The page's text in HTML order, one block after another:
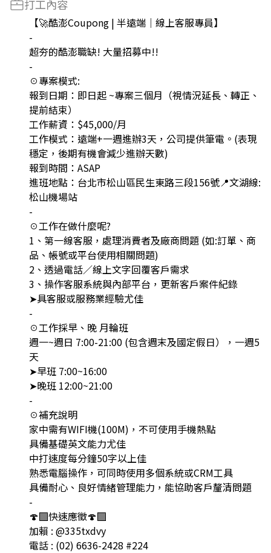
打工內容
【🚀酷澎Coupong | 半遠端｜線上客服專員】
-
超夯的酷澎職缺! 大量招募中!!
-
☉專案模式:
報到日期：即日起 ~專案三個月（視情況延長、轉正、
提前結束）
工作薪資：$45,000/月
工作模式：遠端+一週進辦3天，公司提供筆電。(表現
穩定，後期有機會減少進辦天數)
報到時間：ASAP
進班地點：台北市松山區民生東路三段156號📍文湖線:
松山機場站
-
☉工作在做什麼呢?
1、第一線客服，處理消費者及廠商問題 (如:訂單、商
品、帳號或平台使用相關問題)
2、透過電話／線上文字回覆客戶需求
3、操作客服系統與內部平台，更新客戶案件紀錄
➤具客服或服務業經驗尤佳
-
☉工作採早、晚 月輪班
週一~週日 7:00-21:00 (包含週末及國定假日），一週5
天
➤早班 7:00~16:00
➤晚班 12:00~21:00
-
☉補充說明
家中需有WIFI機(100M)，不可使用手機熱點
具備基礎英文能力尤佳
中打速度每分鐘50字以上佳
熟悉電腦操作，可同時使用多個系統或CRM工具
具備耐心、良好情緒管理能力，能協助客戶釐清問題
-
🍄‍🟫快速應徵🍄‍🟫
加賴 : @335txdvy
電話 : (02) 6636-2428 #224